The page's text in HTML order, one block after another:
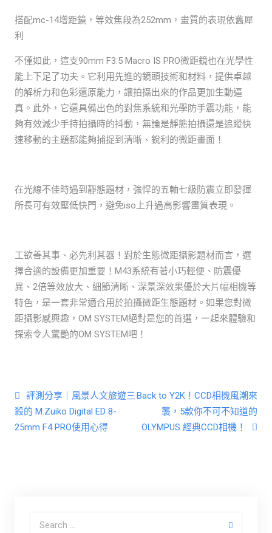
搭配mc-14增距鏡，等效焦段為252mm，畫質的表現依舊犀
利
不僅如此，這支90mm F3.5 Macro IS PRO微距鏡也在光學性
能上下足了功夫。它利用先進的鏡頭技術和材料，提供卓越
的解析力和色彩還原能力，讓拍攝出來的作品更加生動逼
真。此外，它還具備出色的對焦系統和光學防手震功能，能
夠有效減少手持拍攝時的抖動，無論是靜態拍攝還是追蹤快
速移動的主題都能夠捕捉到清晰、銳利的微距畫面！
在光線不佳時遇到靜態題材，強悍的五軸七級防震立即發揮
所長可有效壓低快門，避免iso上升過高影響畫質表現。
工欲善其事、必先利其器！對於生態微距攝影題材而言，選
擇合適的設備更加重要！M43系統有著小巧輕便、防震優
異、2倍等效放大、細節清晰、深景深效果優於大片幅相機等
特色，是一套非常適合用於拍攝微距生態題材。如果您對微
距攝影感興趣，OM SYSTEM絕對是您的首選，一起來體驗和
探索令人驚艷的OM SYSTEM吧！
文章導覽
評測分享｜風景人文旅遊三
殺的 M.Zuiko Digital ED 8-
25mm F4 PRO使用心得
Back to Y2K！CCD相機風潮來
襲，5款你不可不知道的
OLYMPUS 經典CCD相機！
Search for: